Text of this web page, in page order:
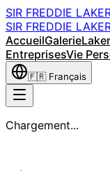
SIR FREDDIE
SIR FREDDIE
AccueilGalerie
EntreprisesVie
🇫🇷 Français
Chargement...